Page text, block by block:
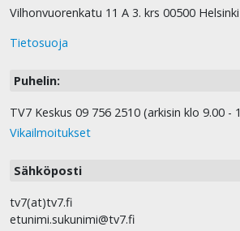
Vilhonvuorenkatu 11 A 3. krs 00500 Helsinki
Tietosuoja
Puhelin:
TV7 Keskus 09 756 2510 (arkisin klo 9.00 -
Vikailmoitukset
Sähköposti
tv7(at)tv7.fi
etunimi.sukunimi@tv7.fi